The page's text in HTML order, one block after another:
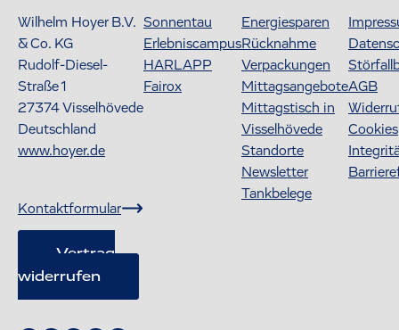
Wilhelm Hoyer B.V.
& Co. KG
Rudolf-Diesel-
Straße 1
27374Visselhövede
Deutschland
www.hoyer.de
Kontaktformular
Vertrag
widerrufen
Sonnentau
Erlebniscampus
HARLAPP
Fairox
Energiesparen
Rücknahme
Verpackungen
Mittagsangebote
Mittagstisch in
Visselhövede
Standorte
Newsletter
Tankbelege
AGB
Cookies